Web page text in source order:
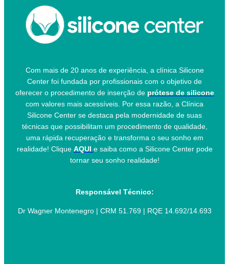
Com mais de 20 anos de experiência, a clínica Silicone
Center foi fundada por profissionais com o objetivo de
oferecer o procedimento de inserção de prótese de silicone
com valores mais acessíveis. Por essa razão, a Clínica
Silicone Center se destaca pela modernidade de suas
técnicas que possibilitam um procedimento de qualidade,
uma rápida recuperação e transforma o seu sonho em
realidade! Clique AQUI e saiba como a Silicone Center pode
tornar seu sonho realidade!
Responsável Técnico:
Dr Wagner Montenegro | CRM 51.769 | RQE 14.692/14.693